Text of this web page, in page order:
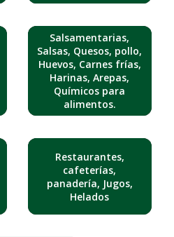
Salsamentarias,
Salsas, Quesos, pollo,
Huevos, Carnes frías,
Harinas, Arepas,
Químicos para
alimentos.
Restaurantes,
cafeterías,
panadería, Jugos,
Helados